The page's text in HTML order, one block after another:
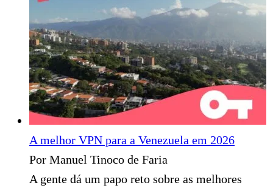
A melhor VPN para a Venezuela em 2026
Por Manuel Tinoco de Faria
A gente dá um papo reto sobre as melhores